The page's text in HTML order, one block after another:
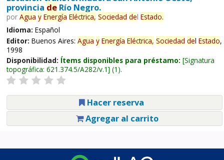
provincia deRío Negro.
por Agua y Energía Eléctrica, Sociedad del Estado.
Idioma: Español
Editor: Buenos Aires: Agua y Energía Eléctrica, Sociedad del Estado,
1998
Disponibilidad: Ítems disponibles para préstamo: Signatura
topográfica: 621.374.5/A282/v.1 (1).
Hacer reserva
Agregar al carrito